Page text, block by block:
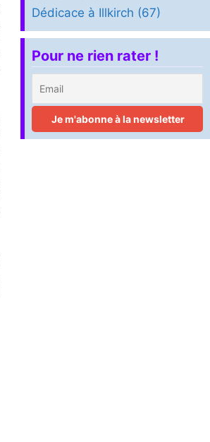
Dédicace à Illkirch (67)
Pour ne rien rater !